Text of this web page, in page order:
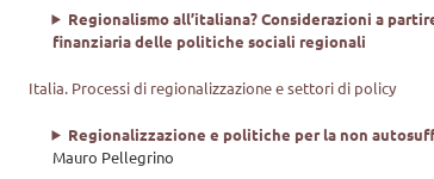
Regionalismo all’italiana? Considerazioni a
finanziaria delle politiche sociali regionali
Italia. Processi di regionalizzazione e settori di policy
Regionalizzazione e politiche per la non
Mauro Pellegrino